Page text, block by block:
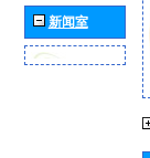
新闻室